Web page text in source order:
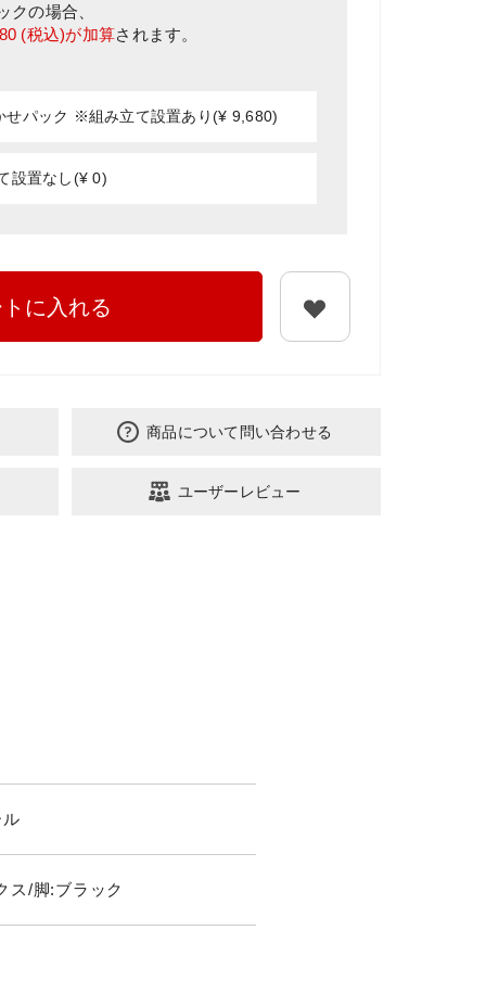
クの場合、
(税込)が加算されます。
せパック ※組み立て設置あり(¥ 9,680)
設置なし(¥ 0)
に入れる
商品について問い合わせる
ユーザーレビュー
ス/脚:ブラック